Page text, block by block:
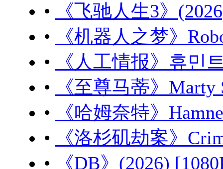
•
《飞驰人生3》
•
《机器人之梦》
•
《人工情报》휴민
•
《至尊马蒂》
•
《哈姆奈特》
•
《洛杉矶劫案》
•
《DB》(2026)